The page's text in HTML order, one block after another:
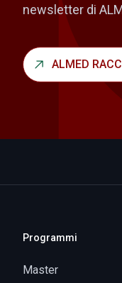
newsletter di
ALMED
Programmi
Master